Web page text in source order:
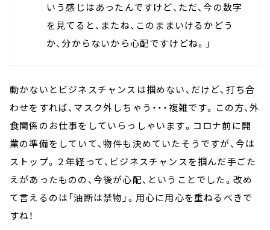
いう感じはあったんですけど、ただ、今の数字
を見てると、またね、このままいけるかどう
か、分からないから心配ですけどね。」
動かないとビジネスチャンスは掴めない、だけど、打ち合
わせをすれば、マスク外しちゃう・・・複雑です。この方、外
食関係のお仕事をしていらっしゃいます。コロナ前に開
業の準備をしていて、物件も決めていたそうですが、今は
ストップ。２年経って、ビジネスチャンスを掴んだ手ごた
えがあったものの、今後が心配、ということでした。改め
て言えるのは「油断は禁物」。用心に用心を重ねるべきで
すね！